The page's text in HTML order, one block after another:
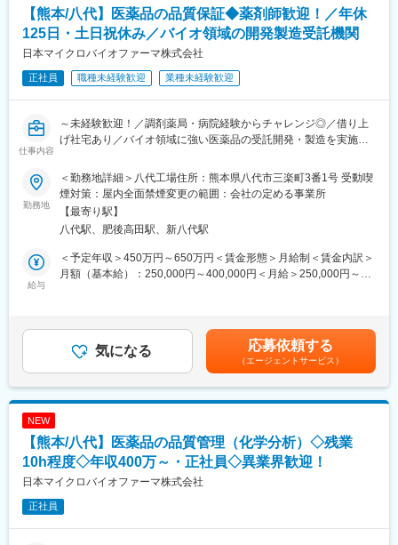
■働く魅力など
・マイカー通勤可（駐車場完備）
※契約社員の場合、転居を伴う異動がないため腰を据えて業務に取
※登用された場合、住宅手当（支給条件有）、確定給付企業年金が
適用となります
申告にて相談可能です
■当社の特徴
◇自社事業場での就業のため、裁量権を持ち、幅広い業務を遂行
る環境が整っています。
◇医薬品の製法開発から製造まで手掛けています。医薬品の有効
◇自らの仕事が患者様の生活を支えることに繋がります。あらゆ
る職種の社員が在籍していますが、目的は同じ「顧客の、そして
患者様の期待に応えること」です。品質、製造コストなど、あら
けることに大きなやりがいを感じる事業です。
変更の範囲：会社の定める業務
【熊本/八代】医薬品の品質保証◆薬剤師歓迎！／年休
125日・土日祝休み／バイオ領域の開発製造受託機関
日本マイクロバイオファーマ株式会社
正社員 職種未経験歓迎 業種未経験歓迎
仕事内容
～未経験歓迎！／調剤薬局・病院経験からチャレンジ◎／借り上
げ社宅あり／バイオ領域に強い医薬品の受託開発・製造を実施／
微生物を応用した特徴あるCDMO（医薬品や有用物質のプロセス
開発・製造支援）事業を展開している当社にて、八代工場の製品
の品質保証業務を担当いただきます。
■業務内容
・各種品質保証活動：ＧＭＰ管理における品質イベント（逸脱・
査への対応
・サプライヤーの管理
まずはこれまでのご経験に合わせて、お任せできる業務から担当
いただきます。
具体的には、ＧＭＰ管理（逸脱・変更・バリテーションなど）
勤務地
＜勤務地詳細＞八代工場住所：熊本県八代市三楽町3番1号 受動喫
煙対策：屋内全面禁煙変更の範囲：会社の定める事業所
【最寄り駅】
八代駅、肥後高田駅、新八代駅
給与
＜予定年収＞450万円～650万円＜賃金形態＞月給制＜賃金内訳＞
月額（基本給）：250,000円～400,000円＜月給＞250,000円～
額であり、選考を通じて上下する可能性があります。月給(月額)は
固定手当を含めた表記です。
気になる 応募依頼する
（エージェントサービス）
NEW
【熊本/八代】医薬品の品質管理（化学分析）◇残業
10h程度◇年収400万～・正社員◇異業界歓迎！
日本マイクロバイオファーマ株式会社
正社員